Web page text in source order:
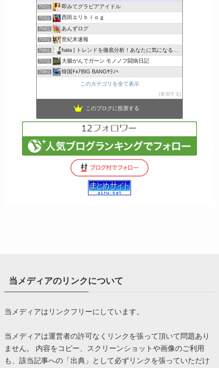
702位 即みてグラビアアイドル
703位 西田エリｂｌｏｇ
704位 あんずログ
705位 世紀末速報
706位 hata | トレンドを徹底分析！あなたに気になるここで解決
707位 大腸がんでガーン モノノフ闘病日記
708位 韓国ﾁｮｱBIG BANGｻﾗﾝﾍ
このカテゴリを全て表示
参加する
このブログに投票する
当メディアのリンクについて
当メディアはリンクフリーにしています。
当メディアは運営者の許可なくリンクを張って頂いて問題あり
ません。 内容をコピー、スクリーンショットや画像のご利用
も、該当記事への「出典」として必ずリンクを張っていただけ